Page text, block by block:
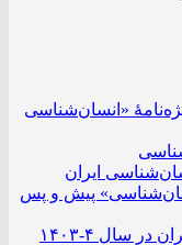
«انسان‌شناسی
ایران
پیش و پس
سال ۴-۱۴۰۳